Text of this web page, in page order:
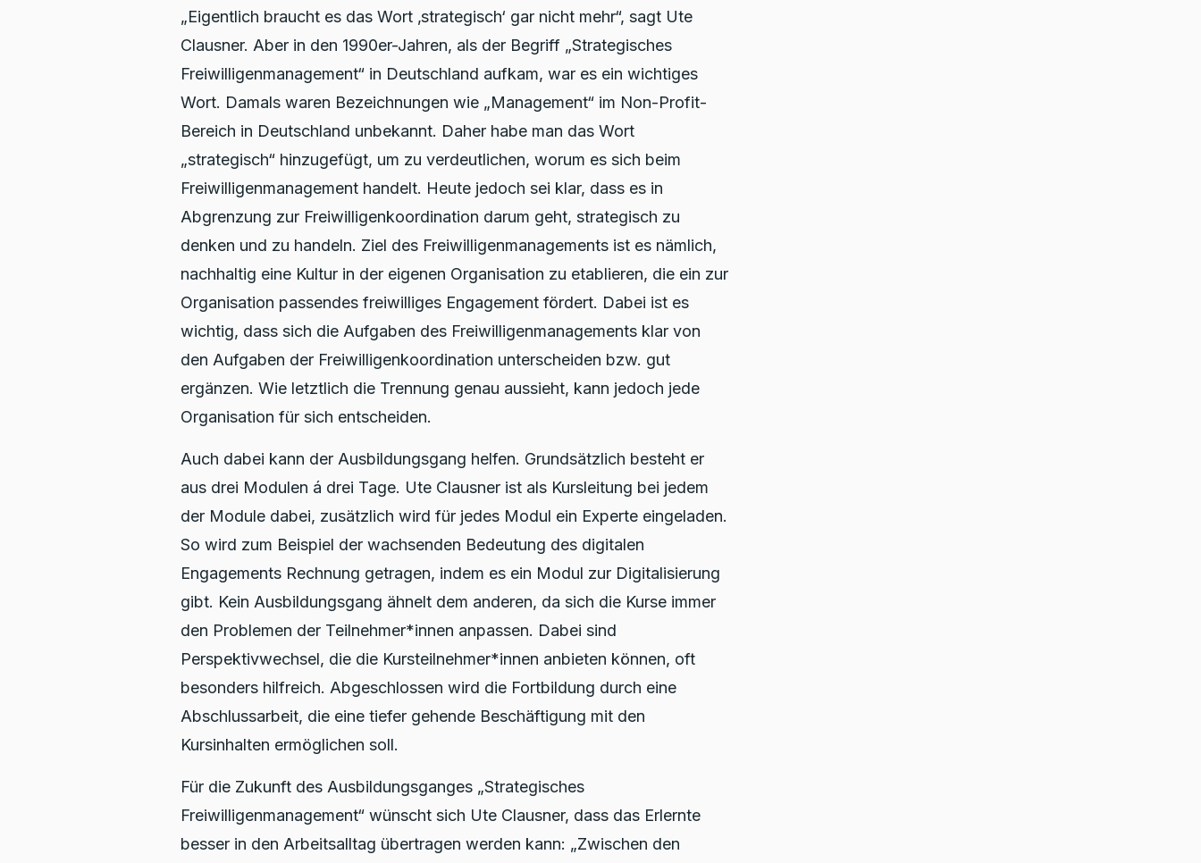
„Eigentlich braucht es das Wort ‚strategisch‘ gar nicht mehr“, sagt Ute
Clausner. Aber in den 1990er-Jahren, als der Begriff „Strategisches
Freiwilligenmanagement“ in Deutschland aufkam, war es ein wichtiges
Wort. Damals waren Bezeichnungen wie „Management“ im Non-Profit-
Bereich in Deutschland unbekannt. Daher habe man das Wort
„strategisch“ hinzugefügt, um zu verdeutlichen, worum es sich beim
Freiwilligenmanagement handelt. Heute jedoch sei klar, dass es in
Abgrenzung zur Freiwilligenkoordination darum geht, strategisch zu
denken und zu handeln. Ziel des Freiwilligenmanagements ist es nämlich,
nachhaltig eine Kultur in der eigenen Organisation zu etablieren, die ein zur
Organisation passendes freiwilliges Engagement fördert. Dabei ist es
wichtig, dass sich die Aufgaben des Freiwilligenmanagements klar von
den Aufgaben der Freiwilligenkoordination unterscheiden bzw. gut
ergänzen. Wie letztlich die Trennung genau aussieht, kann jedoch jede
Organisation für sich entscheiden.
Auch dabei kann der Ausbildungsgang helfen. Grundsätzlich besteht er
aus drei Modulen á drei Tage. Ute Clausner ist als Kursleitung bei jedem
der Module dabei, zusätzlich wird für jedes Modul ein Experte eingeladen.
So wird zum Beispiel der wachsenden Bedeutung des digitalen
Engagements Rechnung getragen, indem es ein Modul zur Digitalisierung
gibt. Kein Ausbildungsgang ähnelt dem anderen, da sich die Kurse immer
den Problemen der Teilnehmer*innen anpassen. Dabei sind
Perspektivwechsel, die die Kursteilnehmer*innen anbieten können, oft
besonders hilfreich. Abgeschlossen wird die Fortbildung durch eine
Abschlussarbeit, die eine tiefer gehende Beschäftigung mit den
Kursinhalten ermöglichen soll.
Für die Zukunft des Ausbildungsganges „Strategisches
Freiwilligenmanagement“ wünscht sich Ute Clausner, dass das Erlernte
besser in den Arbeitsalltag übertragen werden kann: „Zwischen den